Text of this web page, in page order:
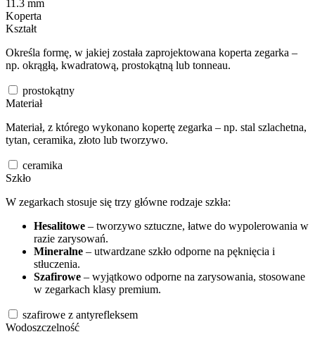
11.3 mm
Koperta
Kształt
Określa formę, w jakiej została zaprojektowana koperta zegarka –
np. okrągłą, kwadratową, prostokątną lub tonneau.
prostokątny
Materiał
Materiał, z którego wykonano kopertę zegarka – np. stal szlachetna,
tytan, ceramika, złoto lub tworzywo.
ceramika
Szkło
W zegarkach stosuje się trzy główne rodzaje szkła:
Hesalitowe – tworzywo sztuczne, łatwe do wypolerowania w
razie zarysowań.
Mineralne – utwardzane szkło odporne na pęknięcia i
stłuczenia.
Szafirowe – wyjątkowo odporne na zarysowania, stosowane
w zegarkach klasy premium.
szafirowe z antyrefleksem
Wodoszczelność